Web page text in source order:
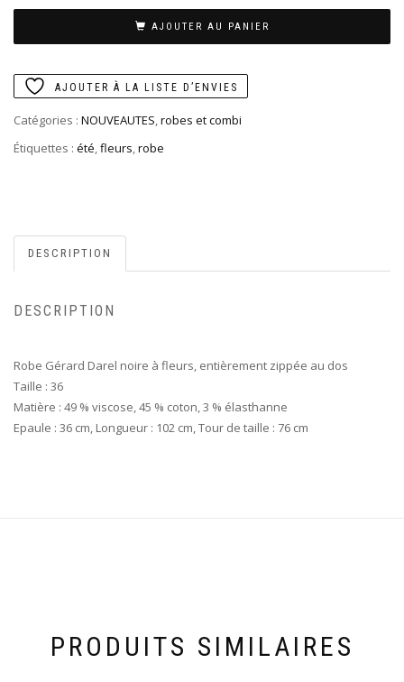
AJOUTER AU PANIER
AJOUTER À LA LISTE D’ENVIES
Catégories : NOUVEAUTES,robes et combi
Étiquettes : été,fleurs,robe
DESCRIPTION
DESCRIPTION
Robe Gérard Darel noire à fleurs, entièrement zippée au dos
Taille : 36
Matière : 49 % viscose, 45 % coton, 3 % élasthanne
Epaule : 36 cm, Longueur : 102 cm, Tour de taille : 76 cm
PRODUITS SIMILAIRES